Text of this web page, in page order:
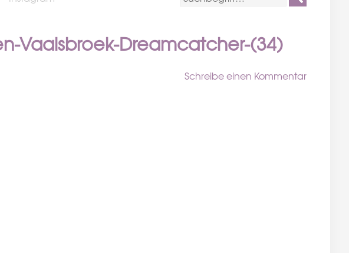
Vaalsbroek-Dreamcatcher-(34)
Schreibe einen Kommentar